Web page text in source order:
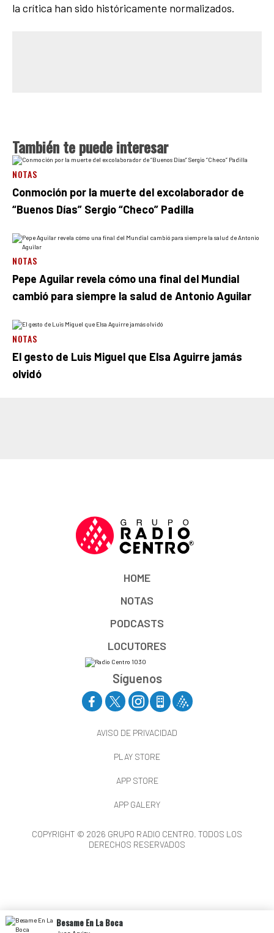
la crítica han sido históricamente normalizados.
También te puede interesar
NOTAS
Conmoción por la muerte del excolaborador de
“Buenos Días” Sergio “Checo” Padilla
NOTAS
Pepe Aguilar revela cómo una final del Mundial
cambió para siempre la salud de Antonio Aguilar
NOTAS
El gesto de Luis Miguel que Elsa Aguirre jamás
olvidó
HOME
NOTAS
PODCASTS
LOCUTORES
Síguenos
AVISO DE PRIVACIDAD
PLAY STORE
APP STORE
APP GALERY
COPYRIGHT © 2026 GRUPO RADIO CENTRO. TODOS LOS
DERECHOS RESERVADOS
Besame En La Boca